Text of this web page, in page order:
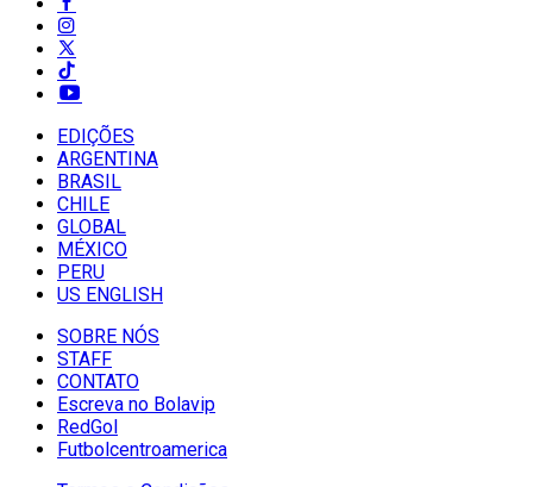
EDIÇÕES
ARGENTINA
BRASIL
CHILE
GLOBAL
MÉXICO
PERU
US ENGLISH
SOBRE NÓS
STAFF
CONTATO
Escreva no Bolavip
RedGol
Futbolcentroamerica